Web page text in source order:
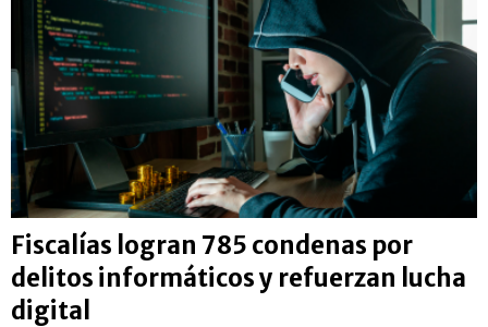
Fiscalías logran 785 condenas por
delitos informáticos y refuerzan lucha
digital